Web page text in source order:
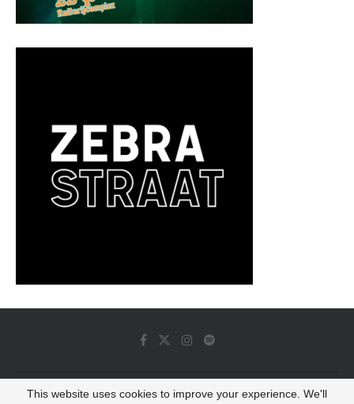
© 2022 - Luminous Dash All Rights Reserved
This website uses cookies to improve your experience. We'll